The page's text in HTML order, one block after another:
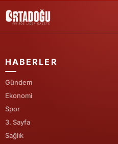
HABERLER
Gündem
Ekonomi
Spor
3. Sayfa
Sağlık